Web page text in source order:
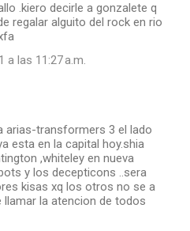
.kiero decirle a gonzalete q
regalar alguito del rock en rio
a las 11:27 a.m.
arias-transformers 3 el lado
esta en la capital hoy.shia
,whiteley en nueva
y los decepticons ..sera
kisas xq los otros no se a
la atencion de todos